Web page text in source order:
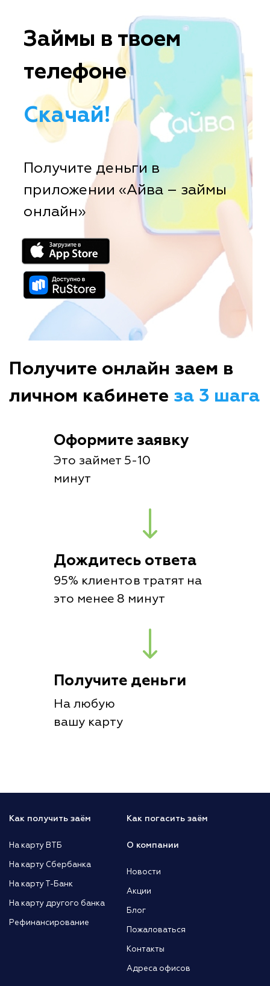
Займы в твоем
телефоне
Скачай!
Получите деньги в
приложении «Айва – займы
онлайн»
Получите онлайн заем в
личном кабинете за 3 шага
Оформите заявку
Это займет 5-10
минут
Дождитесь ответа
95% клиентов тратят на
это менее 8 минут
Получите деньги
На любую
вашу карту
Как получить заём
На карту ВТБ
На карту Сбербанка
На карту Т-Банк
На карту другого банка
Рефинансирование
Как погасить заём
О компании
Новости
Акции
Блог
Пожаловаться
Контакты
Адреса офисов